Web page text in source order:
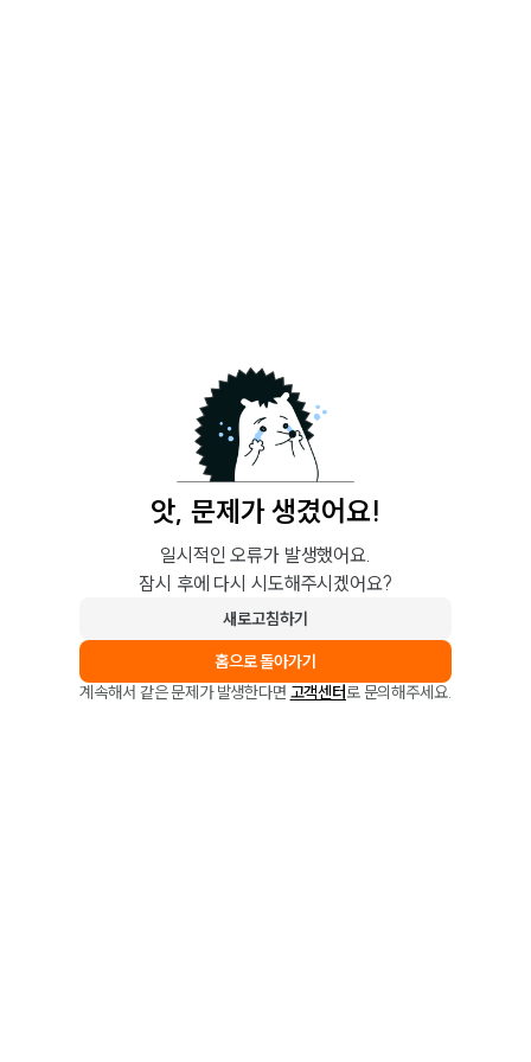
앗, 문제가 생겼어요!
일시적인 오류가 발생했어요.
잠시 후에 다시 시도해주시겠어요?
새로고침하기
홈으로 돌아가기
계속해서 같은 문제가 발생한다면 고객센터로 문의해주세요.